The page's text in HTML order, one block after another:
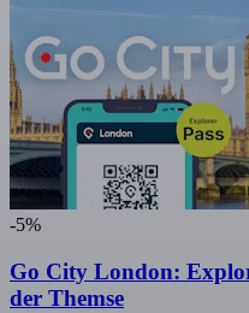
-5%
Go City London:
der Themse